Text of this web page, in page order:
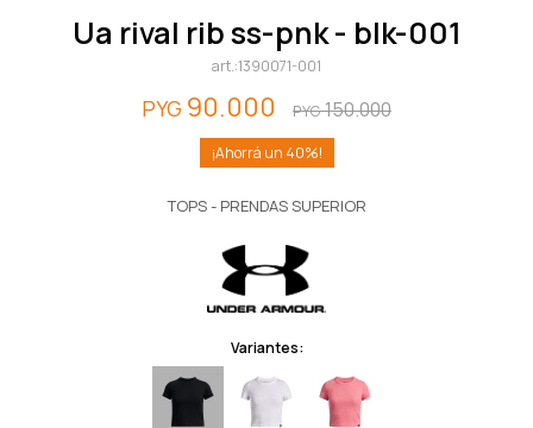
ua rival rib ss-pnk - blk-001
1390071-001
PYG 90.000 PYG150.000
40
TOPS - PRENDAS SUPERIOR
Variantes: